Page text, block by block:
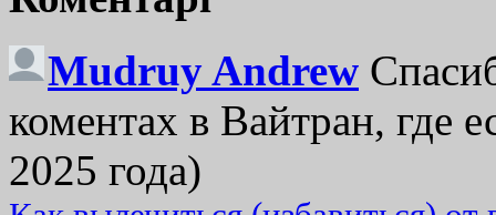
Mudruy Andrew
коментах в Вайтран, где
2025 года)